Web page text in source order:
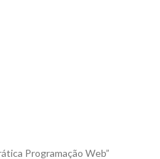
Programação Web”